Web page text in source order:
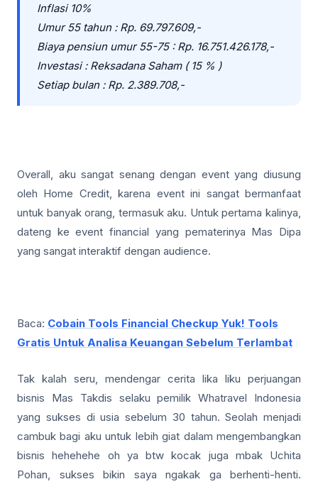
Inflasi 10%
Umur 55 tahun : Rp. 69.797.609,-
Biaya pensiun umur 55-75 : Rp. 16.751.426.178,-
Investasi : Reksadana Saham ( 15 % )
Setiap bulan : Rp. 2.389.708,-
Overall, aku sangat senang dengan event yang diusung
oleh Home Credit, karena event ini sangat bermanfaat
untuk banyak orang, termasuk aku. Untuk pertama kalinya,
dateng ke event financial yang pematerinya Mas Dipa
yang sangat interaktif dengan audience.
Baca: Cobain Tools Financial Checkup Yuk! Tools
Gratis Untuk Analisa Keuangan Sebelum Terlambat
Tak kalah seru, mendengar cerita lika liku perjuangan
bisnis Mas Takdis selaku pemilik Whatravel Indonesia
yang sukses di usia sebelum 30 tahun. Seolah menjadi
cambuk bagi aku untuk lebih giat dalam mengembangkan
bisnis hehehehe oh ya btw kocak juga mbak Uchita
Pohan, sukses bikin saya ngakak ga berhenti-henti.